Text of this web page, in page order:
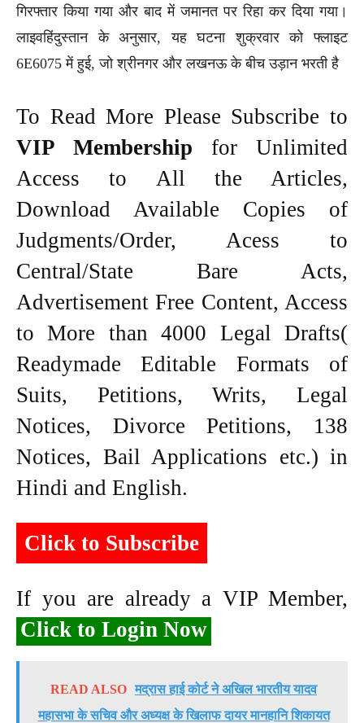
गिरफ्तार किया गया और बाद में जमानत पर रिहा कर दिया गया।
लाइवहिंदुस्तान के अनुसार, यह घटना शुक्रवार को फ्लाइट
6E6075 में हुई, जो श्रीनगर और लखनऊ के बीच उड़ान भरती है
To Read More Please Subscribe to
VIP Membership for Unlimited
Access to All the Articles,
Download Available Copies of
Judgments/Order, Acess to
Central/State Bare Acts,
Advertisement Free Content, Access
to More than 4000 Legal Drafts(
Readymade Editable Formats of
Suits, Petitions, Writs, Legal
Notices, Divorce Petitions, 138
Notices, Bail Applications etc.) in
Hindi and English.
Click to Subscribe
If you are already a VIP Member,
Click to Login Now
READ ALSO मद्रास हाई कोर्ट ने अखिल भारतीय यादव
महासभा के सचिव और अध्यक्ष के खिलाफ दायर मानहानि शिकायत